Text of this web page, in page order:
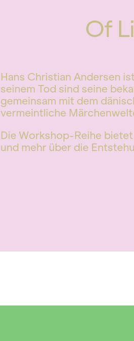
Of
Hans Christian Andersen
seinem Tod sind seine
gemeinsam mit dem
vermeintliche
Die Workshop-Reihe
und mehr über die